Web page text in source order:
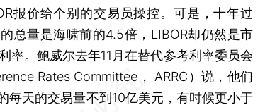
报价给个别的交易员操控。可是，十年过
总量是海啸前的4.5倍，LIBOR却仍然是市
率。鲍威尔去年11月在替代参考利率委员会
Rates Committee， ARRC）说，他们
每天的交易量不到10亿美元，有时候更小于